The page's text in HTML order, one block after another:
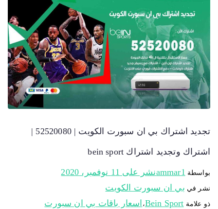
تجديد اشتراك بي ان سبورت الكويت | 52520080 |
اشتراك وتجديد اشتراك bein sport
بواسطة ammar1نشر على 11 نوفمبر، 2020
نشر في بي ان سبورت الكويت
ذو علامة Bein Sport، اسعار باقات بي ان سبورت